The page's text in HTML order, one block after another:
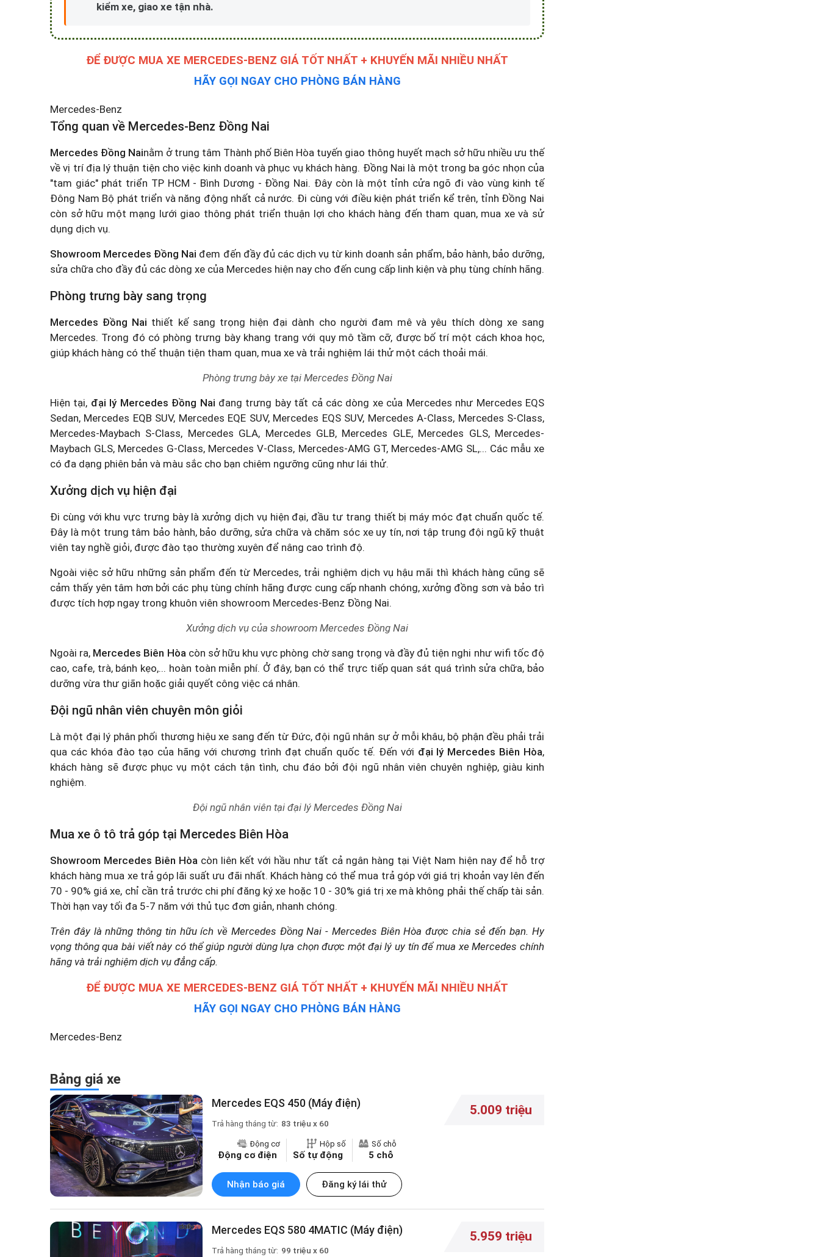
kiểm xe, giao xe tận nhà.
ĐỂ ĐƯỢC MUA XE MERCEDES-BENZ GIÁ TỐT NHẤT + KHUYẾN MÃI NHIỀU NHẤT
HÃY GỌI NGAY CHO PHÒNG BÁN HÀNG
Mercedes-Benz
Tổng quan về Mercedes-Benz Đồng Nai
Mercedes Đồng Nainằm ở trung tâm Thành phố Biên Hòa tuyến giao thông huyết mạch sở hữu nhiều ưu thế
về vị trí địa lý thuận tiện cho việc kinh doanh và phục vụ khách hàng. Đồng Nai là một trong ba góc nhọn của
"tam giác" phát triển TP HCM - Bình Dương - Đồng Nai. Đây còn là một tỉnh cửa ngõ đi vào vùng kinh tế
Đông Nam Bộ phát triển và năng động nhất cả nước. Đi cùng với điều kiện phát triển kể trên, tỉnh Đồng Nai
còn sở hữu một mạng lưới giao thông phát triển thuận lợi cho khách hàng đến tham quan, mua xe và sử
dụng dịch vụ.
Showroom Mercedes Đồng Nai đem đến đầy đủ các dịch vụ từ kinh doanh sản phẩm, bảo hành, bảo dưỡng,
sửa chữa cho đầy đủ các dòng xe của Mercedes hiện nay cho đến cung cấp linh kiện và phụ tùng chính hãng.
Phòng trưng bày sang trọng
Mercedes Đồng Nai thiết kế sang trọng hiện đại dành cho người đam mê và yêu thích dòng xe sang
Mercedes. Trong đó có phòng trưng bày khang trang với quy mô tầm cỡ, được bố trí một cách khoa học,
giúp khách hàng có thể thuận tiện tham quan, mua xe và trải nghiệm lái thử một cách thoải mái.
Phòng trưng bày xe tại Mercedes Đồng Nai
Hiện tại, đại lý Mercedes Đồng Nai đang trưng bày tất cả các dòng xe của Mercedes như Mercedes EQS
Sedan, Mercedes EQB SUV, Mercedes EQE SUV, Mercedes EQS SUV, Mercedes A-Class, Mercedes S-Class,
Mercedes-Maybach S-Class, Mercedes GLA, Mercedes GLB, Mercedes GLE, Mercedes GLS, Mercedes-
Maybach GLS, Mercedes G-Class, Mercedes V-Class, Mercedes-AMG GT, Mercedes-AMG SL,... Các mẫu xe
có đa dạng phiên bản và màu sắc cho bạn chiêm ngưỡng cũng như lái thử.
Xưởng dịch vụ hiện đại
Đi cùng với khu vực trưng bày là xưởng dịch vụ hiện đại, đầu tư trang thiết bị máy móc đạt chuẩn quốc tế.
Đây là một trung tâm bảo hành, bảo dưỡng, sửa chữa và chăm sóc xe uy tín, nơi tập trung đội ngũ kỹ thuật
viên tay nghề giỏi, được đào tạo thường xuyên để nâng cao trình độ.
Ngoài việc sở hữu những sản phẩm đến từ Mercedes, trải nghiệm dịch vụ hậu mãi thì khách hàng cũng sẽ
cảm thấy yên tâm hơn bởi các phụ tùng chính hãng được cung cấp nhanh chóng, xưởng đồng sơn và bảo trì
được tích hợp ngay trong khuôn viên showroom Mercedes-Benz Đồng Nai.
Xưởng dịch vụ của showroom Mercedes Đồng Nai
Ngoài ra, Mercedes Biên Hòacòn sở hữu khu vực phòng chờ sang trọng và đầy đủ tiện nghi như wifi tốc độ
cao, cafe, trà, bánh kẹo,... hoàn toàn miễn phí. Ở đây, bạn có thể trực tiếp quan sát quá trình sửa chữa, bảo
dưỡng vừa thư giãn hoặc giải quyết công việc cá nhân.
Đội ngũ nhân viên chuyên môn giỏi
Là một đại lý phân phối thương hiệu xe sang đến từ Đức, đội ngũ nhân sự ở mỗi khâu, bộ phận đều phải trải
qua các khóa đào tạo của hãng với chương trình đạt chuẩn quốc tế. Đến với đại lý Mercedes Biên Hòa,
khách hàng sẽ được phục vụ một cách tận tình, chu đáo bởi đội ngũ nhân viên chuyên nghiệp, giàu kinh
nghiệm.
Đội ngũ nhân viên tại đại lý Mercedes Đồng Nai
Mua xe ô tô trả góp tại Mercedes Biên Hòa
Showroom Mercedes Biên Hòa còn liên kết với hầu như tất cả ngân hàng tại Việt Nam hiện nay để hỗ trợ
khách hàng mua xe trả góp lãi suất ưu đãi nhất. Khách hàng có thể mua trả góp với giá trị khoản vay lên đến
70 - 90% giá xe, chỉ cần trả trước chi phí đăng ký xe hoặc 10 - 30% giá trị xe mà không phải thế chấp tài sản.
Thời hạn vay tối đa 5-7 năm với thủ tục đơn giản, nhanh chóng.
Trên đây là những thông tin hữu ích về Mercedes Đồng Nai - Mercedes Biên Hòa được chia sẻ đến bạn. Hy
vọng thông qua bài viết này có thể giúp người dùng lựa chọn được một đại lý uy tín để mua xe Mercedes chính
hãng và trải nghiệm dịch vụ đẳng cấp.
ĐỂ ĐƯỢC MUA XE MERCEDES-BENZ GIÁ TỐT NHẤT + KHUYẾN MÃI NHIỀU NHẤT
HÃY GỌI NGAY CHO PHÒNG BÁN HÀNG
Mercedes-Benz
Bảng giá xe
Mercedes EQS 450 (Máy điện) 5.009 triệu
Trả hàng tháng từ: 83 triệu x 60
Động cơ
Động cơ điện
Hộp số
Số tự động
Số chỗ
5 chỗ
Nhận báo giá Đăng ký lái thử
Mercedes EQS 580 4MATIC (Máy điện) 5.959 triệu
Trả hàng tháng từ: 99 triệu x 60